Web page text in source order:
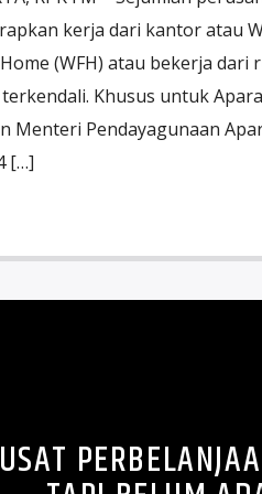
kerja dari kantor atau
(WFH) atau bekerja dari
Khusus untuk
Menteri Pendayagunaan
[…]